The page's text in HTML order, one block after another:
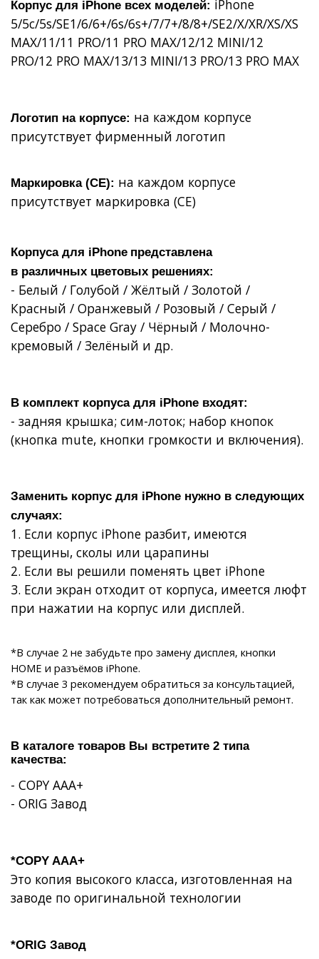
Корпус для iPhone всех моделей: iPhone
5/5c/5s/SE1/6/6+/6s/6s+/7/7+/8/8+/SE2/X/XR/XS/XS
MAX/11/11 PRO/11 PRO MAX/12/12 MINI/12
PRO/12 PRO MAX/13/13 MINI/13 PRO/13 PRO MAX
Логотип на корпусе: на каждом корпусе
присутствует фирменный логотип
Маркировка (СЕ): на каждом корпусе
присутствует маркировка (СЕ)
Корпуса для iPhone представлена
в различных цветовых решениях:
- Белый / Голубой / Жёлтый / Золотой /
Красный / Оранжевый / Розовый / Серый /
Серебро / Space Gray / Чёрный / Молочно-
кремовый / Зелёный и др.
В комплект корпуса для iPhone входят:
- задняя крышка; сим-лоток; набор кнопок
(кнопка mute, кнопки громкости и включения).
Заменить корпус для iPhone нужно в следующих
случаях:
1. Если корпус iPhone разбит, имеются
трещины, сколы или царапины
2. Если вы решили поменять цвет iPhone
3. Если экран отходит от корпуса, имеется люфт
при нажатии на корпус или дисплей.
*В случае 2 не забудьте про замену дисплея, кнопки
HOME и разъёмов iPhone.
*В случае 3 рекомендуем обратиться за консультацией,
так как может потребоваться дополнительный ремонт.
В каталоге товаров Вы встретите 2 типа
качества:
- COPY AAA+
- ORIG Завод
*COPY AAA+
Это копия высокого класса, изготовленная на
заводе по оригинальной технологии
*ORIG Завод